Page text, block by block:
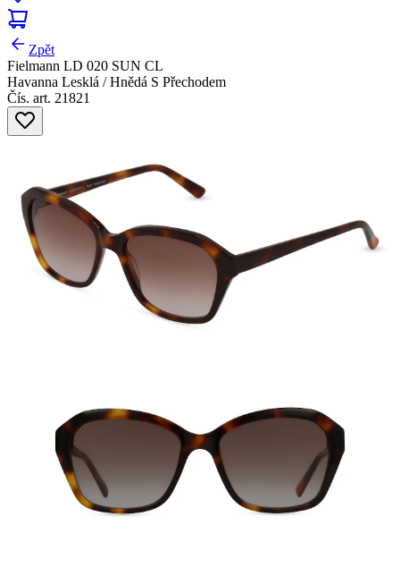
Zpět
Fielmann LD 020 SUN CL
Havanna Lesklá / Hnědá S Přechodem
Čís. art. 21821